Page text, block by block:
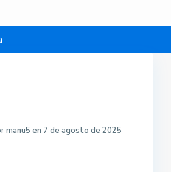
manu5 en 7 de agosto de 2025